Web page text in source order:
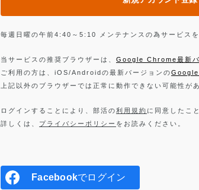
毎週日曜の午前4:40～5:10 メンテナンスの為サービス
当サービスの推奨ブラウザーは、 Google Chrome最新バ
ご利用の方は、iOS/Androidの最新バージョンの
上記以外のブラウザーでは正常に動作できない可能性が
ログインすることにより、部活の利用規約 に同意したこ
詳しくは、 プライバシーポリシー をお読みください。
Facebookでログイン